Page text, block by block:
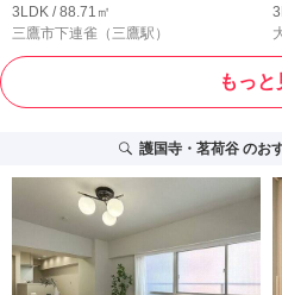
3LDK / 88.71㎡
三鷹市下連雀 （三鷹駅）
もっと
護国寺・茗荷谷のお